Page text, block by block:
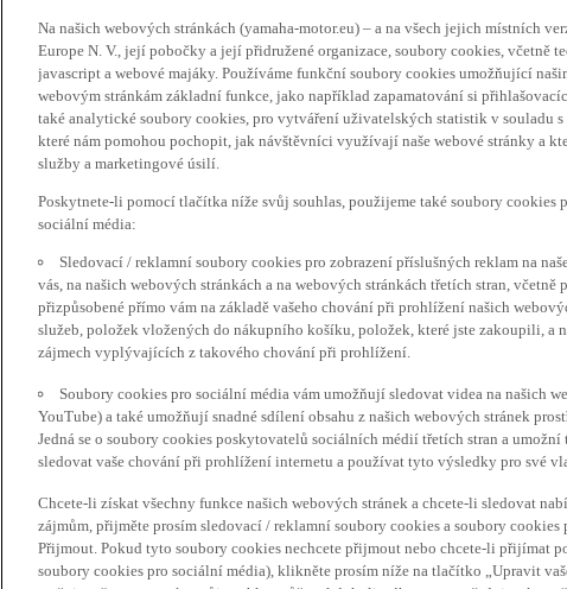
Na našich webových stránkách (yamaha-motor.eu) – a na všech jejich místních
Europe N. V., její pobočky a její přidružené organizace, soubory cookies, včetně
javascript a webové majáky. Používáme funkční soubory cookies umožňující
webovým stránkám základní funkce, jako například zapamatování si
také analytické soubory cookies, pro vytváření uživatelských statistik v souladu
které nám pomohou pochopit, jak návštěvníci využívají naše webové stránky a
služby a marketingové úsilí.
Poskytnete-li pomocí tlačítka níže svůj souhlas, použijeme také soubory cookies
sociální média:
Sledovací / reklamní soubory cookies pro zobrazení příslušných reklam na
vás, na našich webových stránkách a na webových stránkách třetích stran,
přizpůsobené přímo vám na základě vašeho chování při prohlížení našich
služeb, položek vložených do nákupního košíku, položek, které jste zakoupili, a
zájmech vyplývajících z takového chování při prohlížení.
Soubory cookies pro sociální média vám umožňují sledovat videa na našich
YouTube) a také umožňují snadné sdílení obsahu z našich webových stránek
Jedná se o soubory cookies poskytovatelů sociálních médií třetích stran a
sledovat vaše chování při prohlížení internetu a používat tyto výsledky pro své
Chcete-li získat všechny funkce našich webových stránek a chcete-li sledovat
zájmům, přijměte prosím sledovací / reklamní soubory cookies a soubory
Přijmout. Pokud tyto soubory cookies nechcete přijmout nebo chcete-li přijímat
soubory cookies pro sociální média), klikněte prosím níže na tlačítko „Upravit